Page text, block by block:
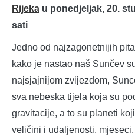
Rijeka u ponedjeljak, 20.
sati
Jedno od najzagonetnijih
kako je nastao naš Sunčev
najsjajnijom zvijezdom,
sva nebeska tijela koja su
gravitacije, a to su planeti
veličini i udaljenosti,